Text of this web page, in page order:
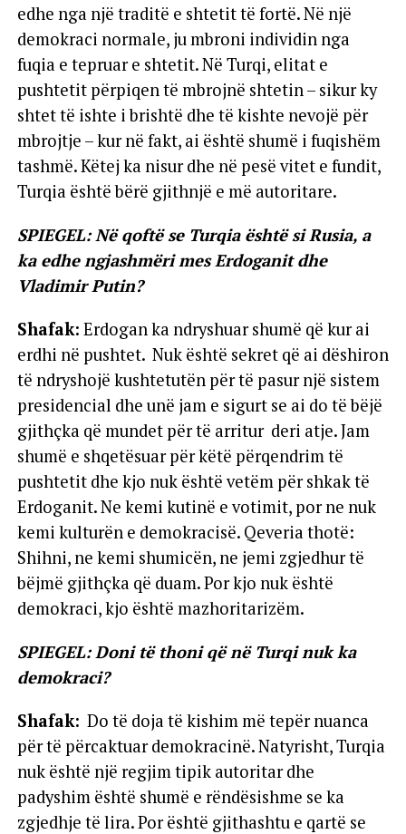
edhe nga një traditë e shtetit të fortë. Në një
demokraci normale, ju mbroni individin nga
fuqia e tepruar e shtetit. Në Turqi, elitat e
pushtetit përpiqen të mbrojnë shtetin – sikur ky
shtet të ishte i brishtë dhe të kishte nevojë për
mbrojtje – kur në fakt, ai është shumë i fuqishëm
tashmë. Këtej ka nisur dhe në pesë vitet e fundit,
Turqia është bërë gjithnjë e më autoritare.
SPIEGEL: Në qoftë se Turqia është si Rusia, a
ka edhe ngjashmëri mes Erdoganit dhe
Vladimir Putin?
Shafak: Erdogan ka ndryshuar shumë që kur ai
erdhi në pushtet. Nuk është sekret që ai dëshiron
të ndryshojë kushtetutën për të pasur një sistem
presidencial dhe unë jam e sigurt se ai do të bëjë
gjithçka që mundet për të arritur deri atje. Jam
shumë e shqetësuar për këtë përqendrim të
pushtetit dhe kjo nuk është vetëm për shkak të
Erdoganit. Ne kemi kutinë e votimit, por ne nuk
kemi kulturën e demokracisë. Qeveria thotë:
Shihni, ne kemi shumicën, ne jemi zgjedhur të
bëjmë gjithçka që duam. Por kjo nuk është
demokraci, kjo është mazhoritarizëm.
SPIEGEL: Doni të thoni që në Turqi nuk ka
demokraci?
Shafak: Do të doja të kishim më tepër nuanca
për të përcaktuar demokracinë. Natyrisht, Turqia
nuk është një regjim tipik autoritar dhe
padyshim është shumë e rëndësishme se ka
zgjedhje të lira. Por është gjithashtu e qartë se